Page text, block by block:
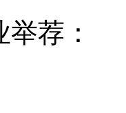
荐：